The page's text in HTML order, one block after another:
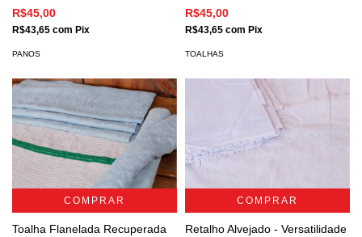
R$45,00
R$43,65 com Pix
PANOS
R$45,00
R$43,65 com Pix
TOALHAS
COMPRAR
Toalha Flanelada Recuperada
COMPRAR
Retalho Alvejado - Versatilidade